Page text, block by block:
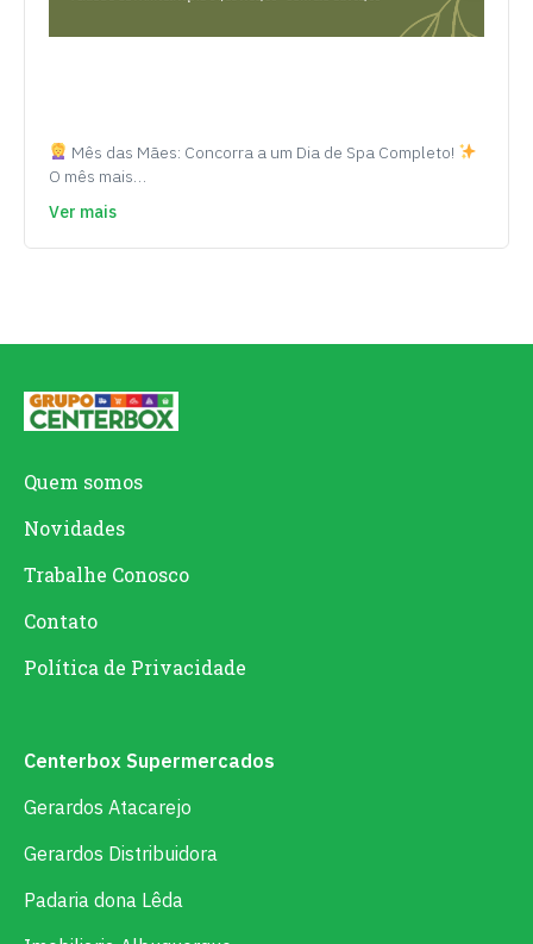
Mês das Mães: Concorra a um Dia de Spa Completo!
O mês mais…
Ver mais
Quem somos
Novidades
Trabalhe Conosco
Contato
Política de Privacidade
Centerbox Supermercados
Gerardos Atacarejo
Gerardos Distribuidora
Padaria dona Lêda